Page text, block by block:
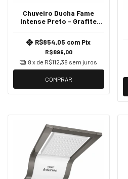
Chuveiro Ducha Fame
Intense Preto - Grafite
R$899,00
R$854,05 com Pix
8 x de R$112,38 sem juros
COMPRAR